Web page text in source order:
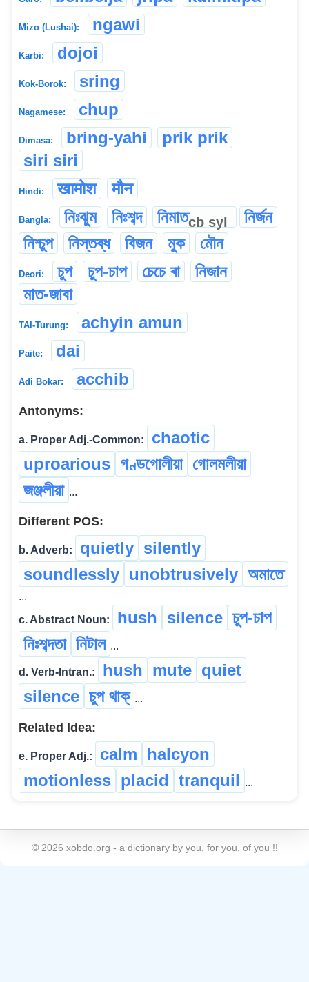
Mizo (Lushai): ngawi
Karbi: dojoi
Kok-Borok: sring
Nagamese: chup
Dimasa: bring-yahi
prik prik
siri siri
Hindi: खामोश मौन
Bangla: নিঃঝুম নিঃশব্দ নিমাতcb syl
নির্জন
নিশ্চুপ
নিস্তব্ধ বিজন মুক মৌন
Deori: চুপ চুপ-চাপ চেচে ৰা
নিজান
মাত-জাবা
TAI-Turung: achyin amun
Paite: dai
Adi Bokar: acchib
Antonyms:
a. Proper Adj.-Common:
chaotic
uproarious গণ্ডগোলীয়া গোলমলীয়া
জঞ্জলীয়া ...
Different POS:
b. Adverb: quietly silently
soundlessly unobtrusively অমাতে
...
c. Abstract Noun:
hush silence চুপ-চাপ
নিঃশব্দতা নিটাল ...
d. Verb-Intran.: hush mute quiet
silence চুপ থাক্ ...
Related Idea:
e. Proper Adj.: calm halcyon
motionless placid tranquil ...
© 2026 xobdo.org - a dictionary by you, for you, of you !!